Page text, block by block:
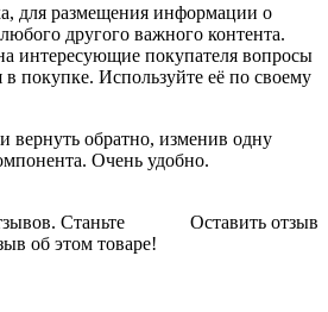
для размещения информации о
другого важного контента.
интересующие покупателя вопросы
в покупке. Используйте её по своему
вернуть обратно, изменив одну
Очень удобно.
Оставить отзыв
Станьте
об этом товаре!